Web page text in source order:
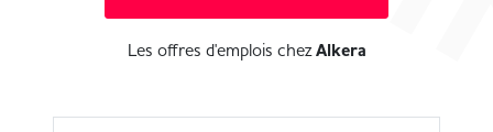
Les offres d'emplois chezAlkera